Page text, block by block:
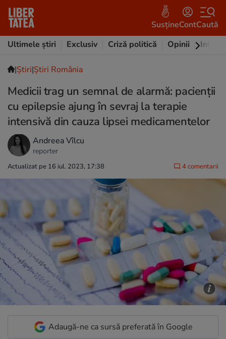
SusțineContCaută
Ultimele știri
Exclusiv Criză politică Opinii
|Ştiri|Știri România
Medicii trag un semnal de alarmă: pacienții
cu epilepsie ajung în sevraj la terapie
intensivă din cauza lipsei medicamentelor
Andreea Vîlcu
reporter
Actualizat pe 16 iul. 2023, 17:38 4 comentarii
Adaugă-ne ca sursă preferată în Google